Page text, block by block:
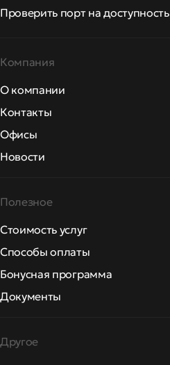
Проверить порт на доступность
Компания
О компании
Контакты
Офисы
Новости
Полезное
Стоимость услуг
Способы оплаты
Бонусная программа
Документы
Другое